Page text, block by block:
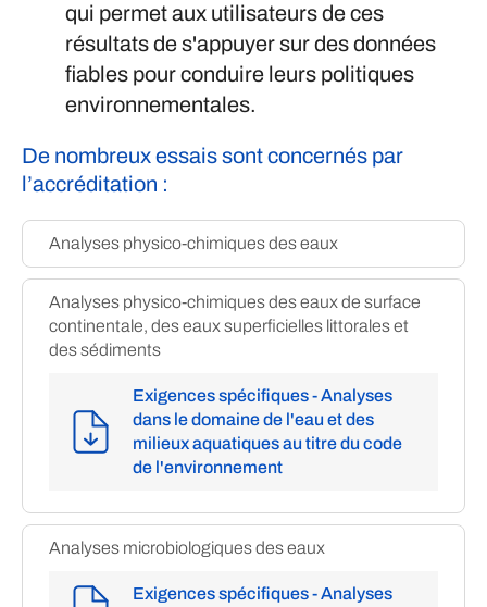
qui permet aux utilisateurs de ces
résultats de s'appuyer sur des données
fiables pour conduire leurs politiques
environnementales.
De nombreux essais sont concernés par
l’accréditation :
Analyses physico-chimiques des eaux
Analyses physico-chimiques des eaux de surface
continentale, des eaux superficielles littorales et
des sédiments
Exigences spécifiques - Analyses
dans le domaine de l'eau et des
milieux aquatiques au titre du code
de l'environnement
Analyses microbiologiques des eaux
Exigences spécifiques - Analyses